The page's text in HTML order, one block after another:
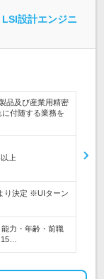
設計エンジニ
品及び産業用精密
付随する業務を
上
り決定 ※UIターン
力・年齢・前職